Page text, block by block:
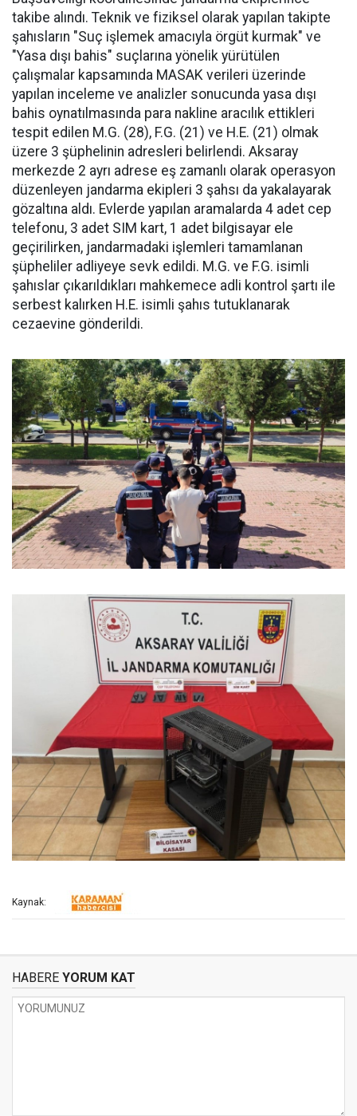
takibe alındı. Teknik ve fiziksel olarak yapılan takipte
şahısların "Suç işlemek amacıyla örgüt kurmak" ve
"Yasa dışı bahis" suçlarına yönelik yürütülen
çalışmalar kapsamında MASAK verileri üzerinde
yapılan inceleme ve analizler sonucunda yasa dışı
bahis oynatılmasında para nakline aracılık ettikleri
tespit edilen M.G. (28), F.G. (21) ve H.E. (21) olmak
üzere 3 şüphelinin adresleri belirlendi. Aksaray
merkezde 2 ayrı adrese eş zamanlı olarak operasyon
düzenleyen jandarma ekipleri 3 şahsı da yakalayarak
gözaltına aldı. Evlerde yapılan aramalarda 4 adet cep
telefonu, 3 adet SIM kart, 1 adet bilgisayar ele
geçirilirken, jandarmadaki işlemleri tamamlanan
şüpheliler adliyeye sevk edildi. M.G. ve F.G. isimli
şahıslar çıkarıldıkları mahkemece adli kontrol şartı ile
serbest kalırken H.E. isimli şahıs tutuklanarak
cezaevine gönderildi.
Kaynak:
HABERE YORUM KAT